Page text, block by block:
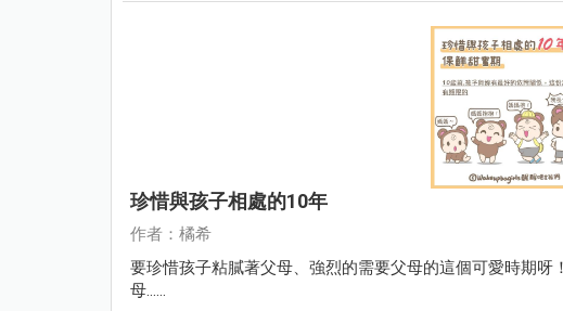
珍惜與孩子相處的10年
作者：橘希
要珍惜孩子粘膩著父母、強烈的需要父母的這個可愛時期
母......